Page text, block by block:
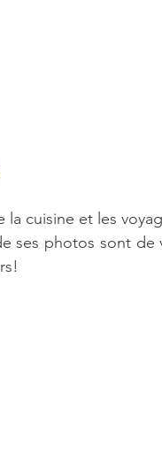
la cuisine et les
ses photos sont de